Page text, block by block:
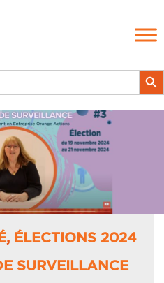
Search
, ÉLECTIONS 2024
SURVEILLANCE